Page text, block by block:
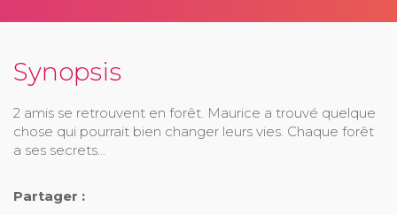
Synopsis
2 amis se retrouvent en forêt. Maurice a trouvé quelque
chose qui pourrait bien changer leurs vies. Chaque forêt
a ses secrets...
Partager :